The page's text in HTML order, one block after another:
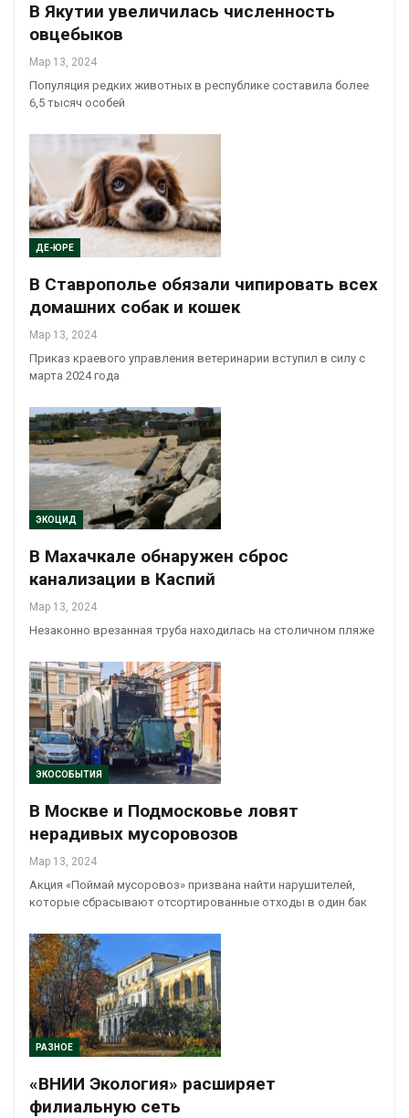
В Якутии увеличилась численность
овцебыков
Мар 13, 2024
Популяция редких животных в республике составила более
6,5 тысяч особей
ДЕ-ЮРЕ
В Ставрополье обязали чипировать всех
домашних собак и кошек
Мар 13, 2024
Приказ краевого управления ветеринарии вступил в силу с
марта 2024 года
ЭКОЦИД
В Махачкале обнаружен сброс
канализации в Каспий
Мар 13, 2024
Незаконно врезанная труба находилась на столичном пляже
ЭКОСОБЫТИЯ
В Москве и Подмосковье ловят
нерадивых мусоровозов
Мар 13, 2024
Акция «Поймай мусоровоз» призвана найти нарушителей,
которые сбрасывают отсортированные отходы в один бак
РАЗНОЕ
«ВНИИ Экология» расширяет
филиальную сеть